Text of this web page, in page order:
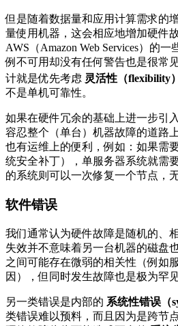
但是随着数据量和应用计算需求的
量使用机器，这会相应地增加硬件
AWS（Amazon Web Services）的
例不可用却没有任何警告也是很常
计就是优先考虑 灵活性（flexibility）
不是单机可靠性。
如果在硬件冗余的基础上进一步引
容忍整个（单台）机器故障的道路
也有运维上的便利，例如：如果需
统安全补丁），单服务器系统就需
的系统则可以一次修复一个节点，
软件错误
我们通常认为硬件故障是随机的、
失效并不意味着另一台机器的磁盘
之间可能存在微弱的相关性（例如
因），但同时发生故障也是极为罕见
另一类错误是内部的 系统性错误（
类错误难以预料，而且因为是跨节